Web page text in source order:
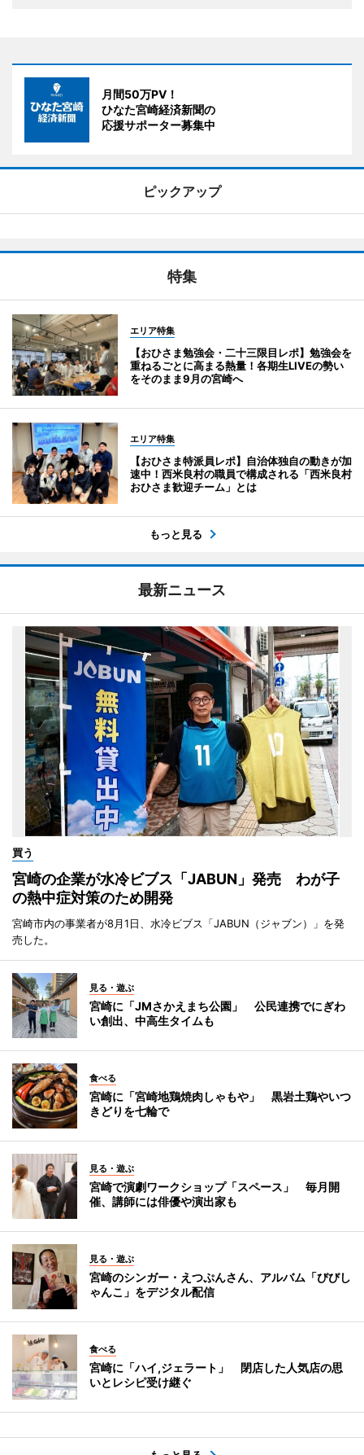
月間50万PV！
ひなた宮崎経済新聞の
応援サポーター募集中
ピックアップ
特集
エリア特集
【おひさま勉強会・二十三限目レポ】勉強会を
重ねるごとに高まる熱量！各期生LIVEの勢い
をそのまま9月の宮崎へ
エリア特集
【おひさま特派員レポ】自治体独自の動きが加
速中！西米良村の職員で構成される「西米良村
おひさま歓迎チーム」とは
もっと見る
最新ニュース
買う
宮崎の企業が水冷ビブス「JABUN」発売 わが子
の熱中症対策のため開発
宮崎市内の事業者が8月1日、水冷ビブス「JABUN（ジャブン）」を発
売した。
見る・遊ぶ
宮崎に「JMさかえまち公園」 公民連携でにぎわ
い創出、中高生タイムも
食べる
宮崎に「宮崎地鶏焼肉しゃもや」 黒岩土鶏やいつ
きどりを七輪で
見る・遊ぶ
宮崎で演劇ワークショップ「スペース」 毎月開
催、講師には俳優や演出家も
見る・遊ぶ
宮崎のシンガー・えつぷんさん、アルバム「びびし
ゃんこ」をデジタル配信
食べる
宮崎に「ハイ,ジェラート」 閉店した人気店の思
いとレシピ受け継ぐ